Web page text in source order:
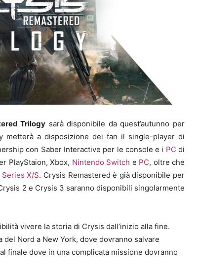
Trilogy sarà disponibile da quest’autunno per
metterà a disposizione dei fan il single-player di
con Saber Interactive per le console e i PC di
PlayStaion, Xbox, Nintendo Switch e PC, oltre che
X/S. Crysis Remastered è già disponibile per
2 e Crysis 3 saranno disponibili singolarmente
vivere la storia di Crysis dall’inizio alla fine.
Nord a New York, dove dovranno salvare
finale dove in una complicata missione dovranno